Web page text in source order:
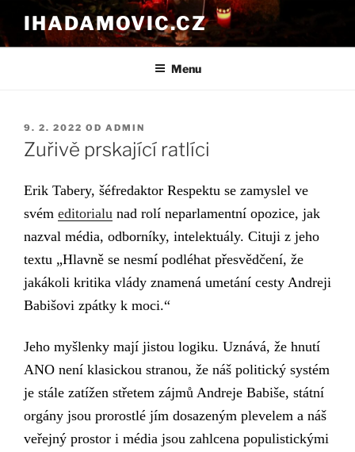
obsahu
IHADAMOVIC.CZ
Menu
PUBLIKOVÁNO
9. 2. 2022 OD ADMIN
Zuřivě prskající ratlíci
Erik Tabery, šéfredaktor Respektu se zamyslel ve
svém editorialu nad rolí neparlamentní opozice, jak
nazval média, odborníky, intelektuály. Cituji z jeho
textu „Hlavně se nesmí podléhat přesvědčení, že
jakákoli kritika vlády znamená umetání cesty Andreji
Babišovi zpátky k moci.“
Jeho myšlenky mají jistou logiku. Uznává, že hnutí
ANO není klasickou stranou, že náš politický systém
je stále zatížen střetem zájmů Andreje Babiše, státní
orgány jsou prorostlé jím dosazeným plevelem a náš
veřejný prostor i média jsou zahlcena populistickými